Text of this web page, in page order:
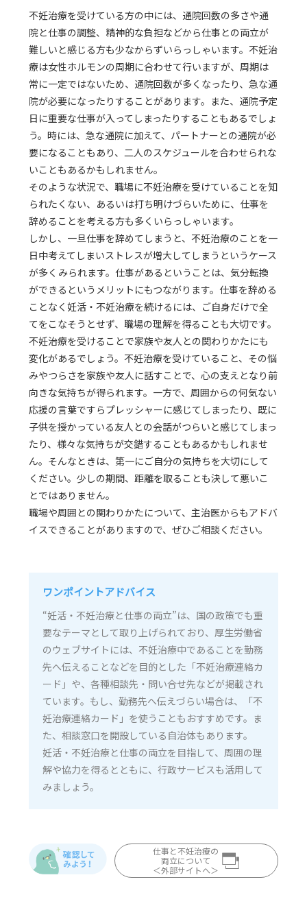
不妊治療を受けている方の中には、通院回数の多さや通
院と仕事の調整、精神的な負担などから仕事との両立が
難しいと感じる方も少なからずいらっしゃいます。不妊治
療は女性ホルモンの周期に合わせて行いますが、周期は
常に一定ではないため、通院回数が多くなったり、急な通
院が必要になったりすることがあります。また、通院予定
日に重要な仕事が入ってしまったりすることもあるでしょ
う。時には、急な通院に加えて、パートナーとの通院が必
要になることもあり、二人のスケジュールを合わせられな
いこともあるかもしれません。
そのような状況で、職場に不妊治療を受けていることを知
られたくない、あるいは打ち明けづらいために、仕事を
辞めることを考える方も多くいらっしゃいます。
しかし、一旦仕事を辞めてしまうと、不妊治療のことを一
日中考えてしまいストレスが増大してしまうというケース
が多くみられます。仕事があるということは、気分転換
ができるというメリットにもつながります。仕事を辞める
ことなく妊活・不妊治療を続けるには、ご自身だけで全
てをこなそうとせず、職場の理解を得ることも大切です。
不妊治療を受けることで家族や友人との関わりかたにも
変化があるでしょう。不妊治療を受けていること、その悩
みやつらさを家族や友人に話すことで、心の支えとなり前
向きな気持ちが得られます。一方で、周囲からの何気ない
応援の言葉ですらプレッシャーに感じてしまったり、既に
子供を授かっている友人との会話がつらいと感じてしまっ
たり、様々な気持ちが交錯することもあるかもしれませ
ん。そんなときは、第一にご自分の気持ちを大切にして
ください。少しの期間、距離を取ることも決して悪いこ
とではありません。
職場や周囲との関わりかたについて、主治医からもアドバ
イスできることがありますので、ぜひご相談ください。
ワンポイントアドバイス
“妊活・不妊治療と仕事の両立”は、国の政策でも重
要なテーマとして取り上げられており、厚生労働省
のウェブサイトには、不妊治療中であることを勤務
先へ伝えることなどを目的とした「不妊治療連絡カ
ード」や、各種相談先・問い合せ先などが掲載され
ています。もし、勤務先へ伝えづらい場合は、「不
妊治療連絡カード」を使うこともおすすめです。ま
た、相談窓口を開設している自治体もあります。
妊活・不妊治療と仕事の両立を目指して、周囲の理
解や協力を得るとともに、行政サービスも活用して
みましょう。
仕事と不妊治療の
両立について
＜外部サイトへ＞